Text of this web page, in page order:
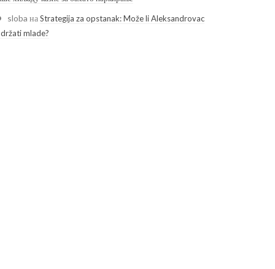
sloba наStrategija za opstanak: Može li Aleksandrovac
mlade?